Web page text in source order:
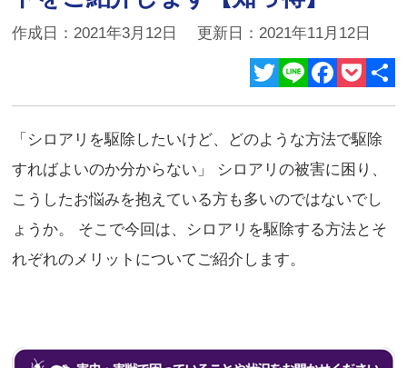
作成日：2021年3月12日 更新日：2021年11月12日
有
「シロアリを駆除したいけど、どのような方法で駆除
すればよいのか分からない」 シロアリの被害に困り、
こうしたお悩みを抱えている方も多いのではないでし
ょうか。 そこで今回は、シロアリを駆除する方法とそ
れぞれのメリットについてご紹介します。